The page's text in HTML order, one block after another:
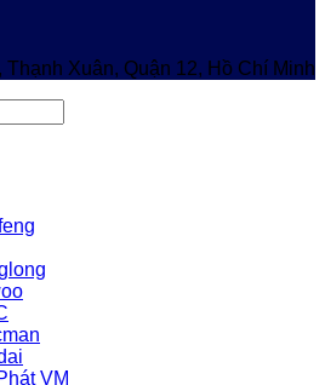
Thạnh Xuân, Quận 12, Hồ Chí Minh
VM